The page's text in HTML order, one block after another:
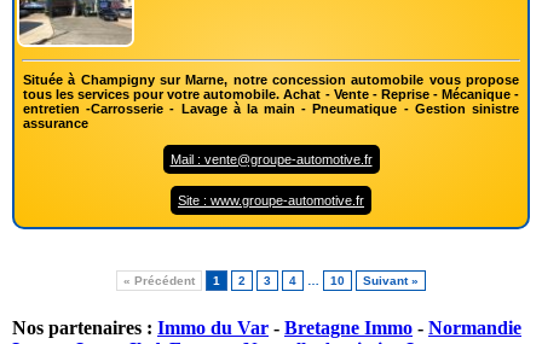
Située à Champigny sur Marne, notre concession automobile vous propose
tous les services pour votre automobile. Achat - Vente - Reprise - Mécanique -
entretien -Carrosserie - Lavage à la main - Pneumatique - Gestion sinistre
assurance
Mail : vente@groupe-automotive.fr
Site : www.groupe-automotive.fr
« Précédent 1 2 3 4 10 Suivant »
Nos partenaires : Immo du Var - Bretagne Immo - Normandie